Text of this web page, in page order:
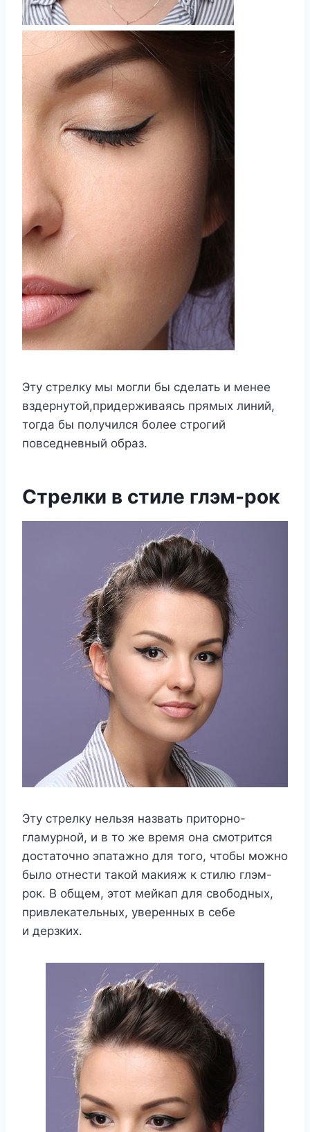
Эту стрелку мы могли бы сделать и менее
вздернутой,придерживаясь прямых линий,
тогда бы получился более строгий
повседневный образ.
Стрелки в стиле глэм-рок
Эту стрелку нельзя назвать приторно-
гламурной, и в то же время она смотрится
достаточно эпатажно для того, чтобы можно
было отнести такой макияж к стилю глэм-
рок. В общем, этот мейкап для свободных,
привлекательных, уверенных в себе
и дерзких.